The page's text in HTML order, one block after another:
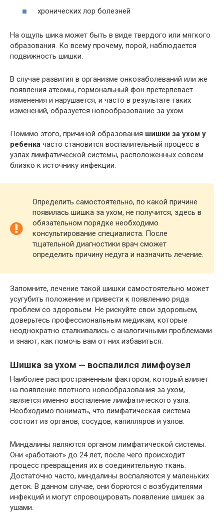
хронических лор болезней
На ощупь шика может быть в виде твердого или мягкого
образования. Ко всему прочему, порой, наблюдается
подвижность шишки.
В случае развития в организме онкозаболеваний или же
появления атеомы, гормональный фон претерпевает
изменения и нарушается, и часто в результате таких
изменений, образуется новообразование за ухом.
Помимо этого, причиной образования шишки за ухом у
ребенка часто становится воспалительный процесс в
узлах лимфатической системы, расположенных совсем
близко к источнику инфекции.
Определить самостоятельно, по какой причине
появилась шишка за ухом, не получится, здесь в
обязательном порядке необходимо
консультирование специалиста. После
тщательной диагностики врач сможет
определить причину недуга и назначить лечение.
Запомните, лечение такой шишки самостоятельно может
усугубить положение и привести к появлению ряда
проблем со здоровьем. Не рискуйте свои здоровьем,
доверьтесь профессиональным медикам, которые
неоднократно сталкивались с аналогичными проблемами
и знают, как помочь вам от них избавиться.
Шишка за ухом — воспалился лимфоузел
Наиболее распространенным фактором, который влияет
на появление плотного новообразования за ухом,
является именно воспаление лимфатического узла.
Необходимо понимать, что лимфатическая система
состоит из органов, сосудов, капилляров и узлов.
Миндалины являются органом лимфатической системы.
Они «работают» до 24 лет, после чего происходит
процесс превращения их в соединительную ткань.
Достаточно часто, миндалины воспаляются у маленьких
деток. В данном случае, они борются с возбудителями
инфекций и могут спровоцировать появление шишек за
ушами.